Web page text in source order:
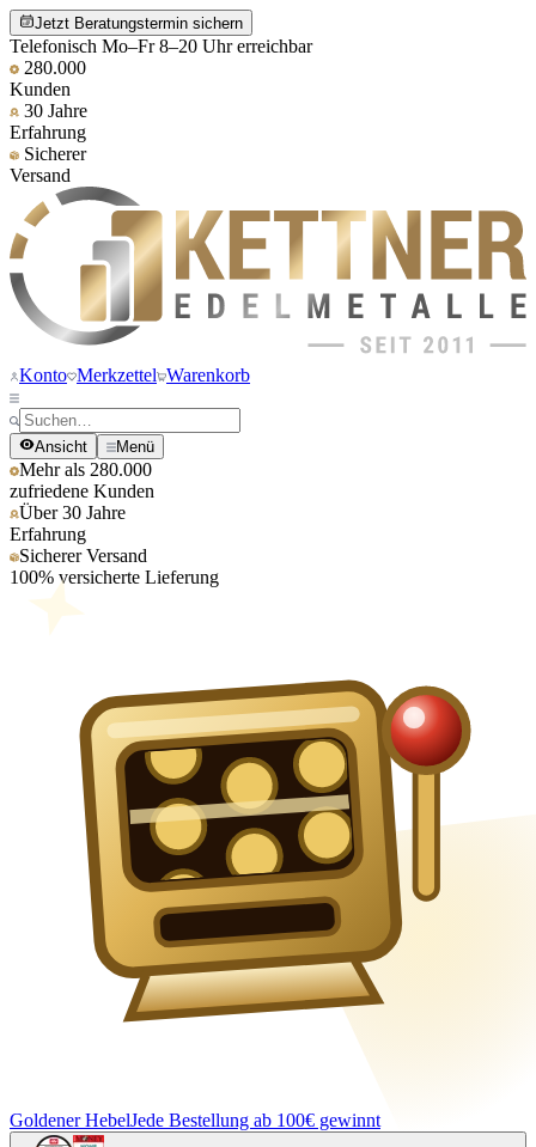
Jetzt Beratungstermin sichern
Telefonisch Mo–Fr 8–20 Uhr erreichbar
280.000
Kunden
30 Jahre
Erfahrung
Sicherer
Versand
Konto Merkzettel Warenkorb
Ansicht Menü
Mehr als 280.000
zufriedene Kunden
Über 30 Jahre
Erfahrung
Sicherer Versand
100% versicherte Lieferung
Goldener HebelJede Bestellung ab 100€ gewinnt